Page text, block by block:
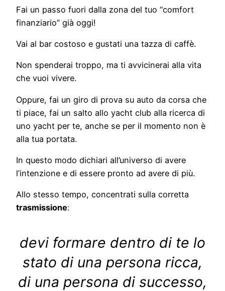
Fai un passo fuori dalla zona del tuo “comfort
finanziario” già oggi!
Vai al bar costoso e gustati una tazza di caffè.
Non spenderai troppo, ma ti avvicinerai alla vita
che vuoi vivere.
Oppure, fai un giro di prova su auto da corsa che
ti piace, fai un salto allo yacht club alla ricerca di
uno yacht per te, anche se per il momento non è
alla tua portata.
In questo modo dichiari all’universo di avere
l’intenzione e di essere pronto ad avere di più.
Allo stesso tempo, concentrati sulla corretta
trasmissione:
devi formare dentro di te lo
stato di una persona ricca,
di una persona di successo,